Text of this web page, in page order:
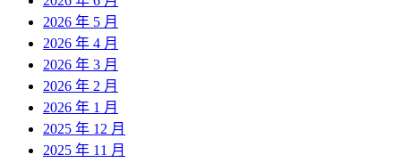
2026 年 5 月
2026 年 4 月
2026 年 3 月
2026 年 2 月
2026 年 1 月
2025 年 12 月
2025 年 11 月